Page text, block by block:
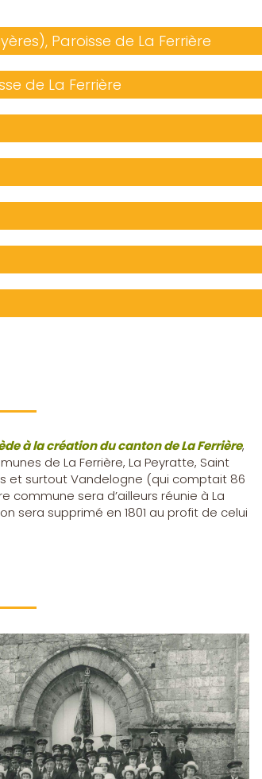
Paroisse de La Ferrière
de La Ferrière
à la création du canton de La Ferrière,
de La Ferrière, La Peyratte, Saint
et surtout Vandelogne (qui comptait 86
commune sera d’ailleurs réunie à La
sera supprimé en 1801 au profit de celui